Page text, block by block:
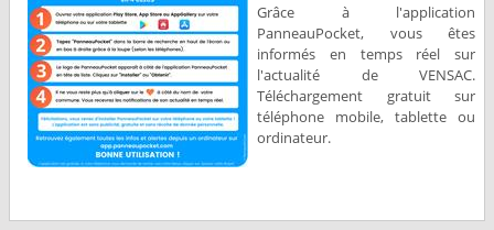
Grâce à l'application
PanneauPocket, vous êtes
informés en temps réel sur
l'actualité de VENSAC.
Téléchargement gratuit sur
téléphone mobile, tablette ou
ordinateur.